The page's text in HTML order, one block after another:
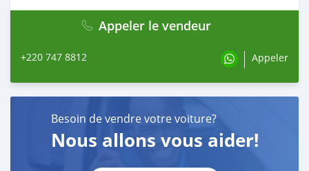
Appeler le vendeur
+220 747 8812 Appeler
Besoin de vendre votre voiture?
Nous allons vous aider!